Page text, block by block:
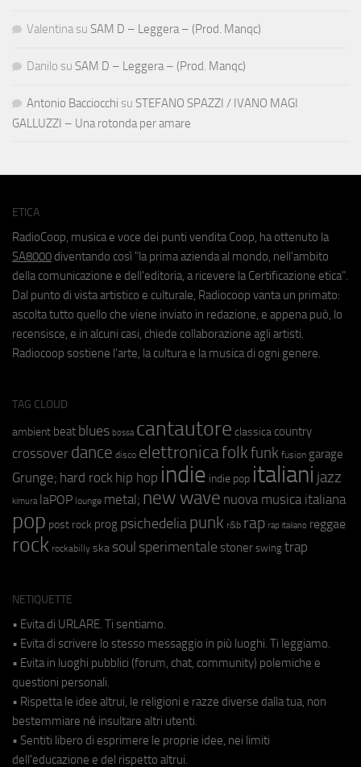
Valentina su SAM D – Leggera – (Prod. Manqc)
Danilo su SAM D – Leggera – (Prod. Manqc)
Antonio Bacciocchi su STEFANO SPAZZI / IVANO MAGI
GALLUZZI – Una rotonda per amare
ETICA
RadioCoop, musica e voce dei punti vendita Coop, ha ottenuto la
SA8000 diventando così "la prima azienda al mondo, nell'ambito
della comunicazione e dell'editoria, a ricevere la Certificazione etica".
Dal punto di vista artistico e culturale, Radiocoop vanta un primato:
ascolta tutto quello che viene inviato in redazione, e appena può, lo
recensisce, e in alcuni casi, chiede collaborazione agli artisti.
Radiocoop sostiene l'arte, la cultura e la musica di ogni genere.
TAG CLOUD
ambient beat blues bossa cantautore classica country
crossover dance disco elettronicafolkfunk fusion garage
Grunge; hard rock hip hop indie indie pop italiani jazz
kimura laPOP lounge metal; new wave nuova musica italiana
pop post rock prog psichedeliapunk r&b rap rap italiano reggae
rock rockabilly ska soul sperimentale stoner swing trap
NETIQUETTE
• Evita di URLARE. Ti sentiamo.
• Evita di scrivere lo stesso messaggio in più luoghi. Ti leggiamo.
• Evita in luoghi pubblici (forum, chat, community) polemiche e
questioni personali.
• Rispetta le idee altrui, le religioni e razze diverse dalla tua, non
bestemmiare né insultare altri utenti.
• Sentiti libero di esprimere le proprie idee, nei limiti
dell'educazione e del rispetto altrui.